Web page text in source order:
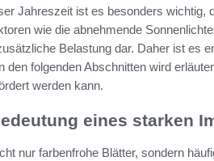
Jahreszeit ist es besonders wichtig,
wie die abnehmende
Belastung dar. Daher ist es
den folgenden Abschnitten wird
werden kann.
eines starken
nur farbenfrohe Blätter, sondern